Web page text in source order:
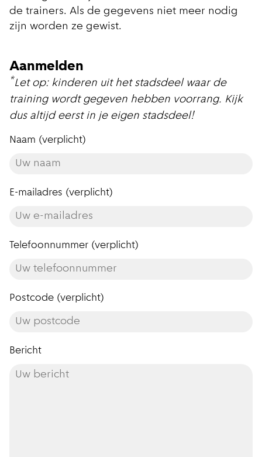
de trainers. Als de gegevens niet meer nodig
zijn worden ze gewist.
Aanmelden
*Let op: kinderen uit het stadsdeel waar de
training wordt gegeven hebben voorrang. Kijk
dus altijd eerst in je eigen stadsdeel!
Naam (verplicht)
E-mailadres (verplicht)
Telefoonnummer (verplicht)
Postcode (verplicht)
Bericht